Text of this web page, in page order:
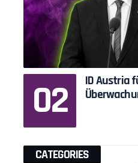
ID Austria
CATEGORIES